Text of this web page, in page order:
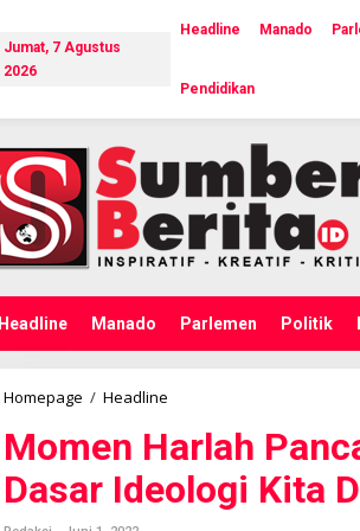
Jumat, 7 Agustus
2026
Headline Manado
Pendidikan
Headline Manado Parlemen Politik
Homepage / Headline
m
e
n
H
Momen Harlah
Dasar Ideologi Kita